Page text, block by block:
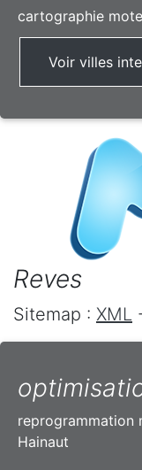
cartographie
Voir villes
Reves
Sitemap : XML
reprogrammation
Hainaut